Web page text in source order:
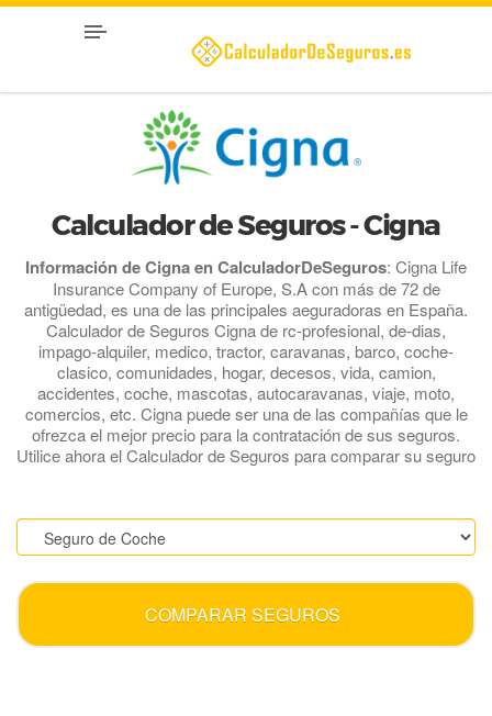
Calculador de Seguros - Cigna
Información de Cigna en CalculadorDeSeguros: Cigna Life
Insurance Company of Europe, S.A con más de 72 de
antigüedad, es una de las principales aeguradoras en España.
Calculador de Seguros Cigna de rc-profesional, de-dias,
impago-alquiler, medico, tractor, caravanas, barco, coche-
clasico, comunidades, hogar, decesos, vida, camion,
accidentes, coche, mascotas, autocaravanas, viaje, moto,
comercios, etc. Cigna puede ser una de las compañías que le
ofrezca el mejor precio para la contratación de sus seguros.
Utilice ahora el Calculador de Seguros para comparar su seguro
COMPARAR SEGUROS